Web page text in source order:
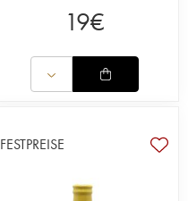
19€
FESTPREISE